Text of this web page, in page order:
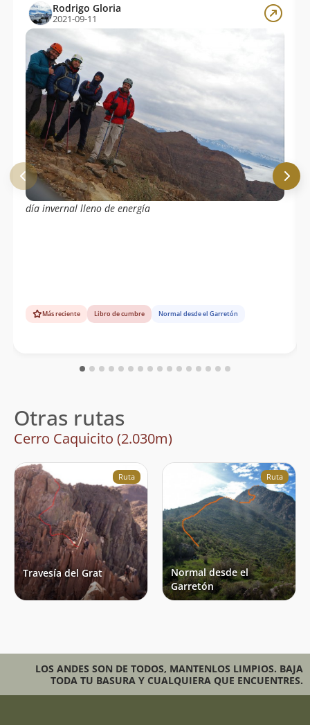
Rodrigo Gloria
2021-09-11
día invernal lleno de energía
Más reciente Libro de cumbre Normal desde el Garretón
Otras rutas
Cerro Caquicito (2.030m)
Ruta
Travesía del Grat
Ruta
Normal desde el
Garretón
LOS ANDES SON DE TODOS, MANTENLOS LIMPIOS. BAJA
TODA TU BASURA Y CUALQUIERA QUE ENCUENTRES.